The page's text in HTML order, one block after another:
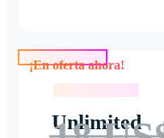
Unlimited